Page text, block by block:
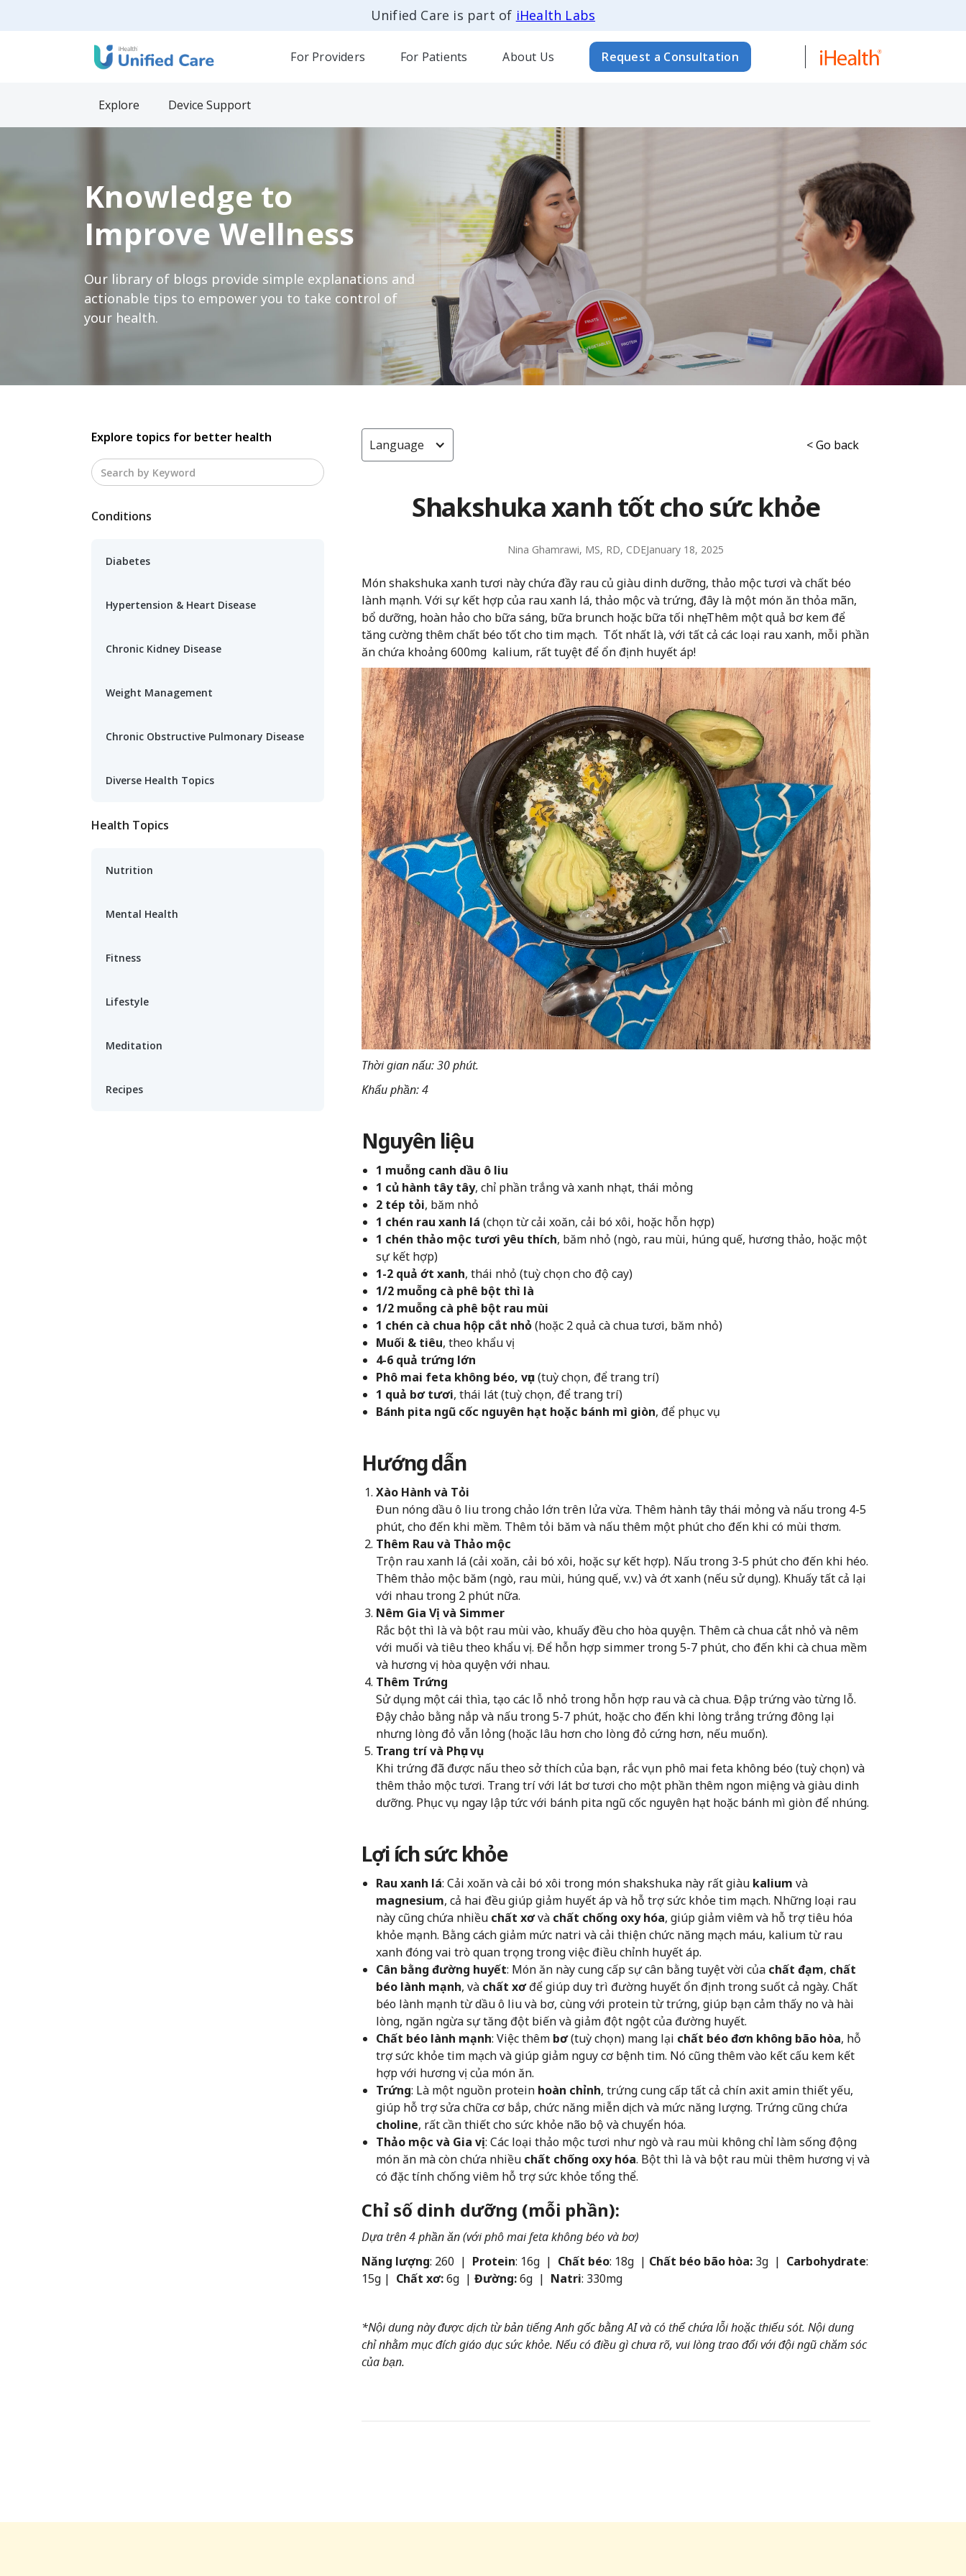
Unified Care is part of iHealth Labs
For Providers For Patients About Us Request a Consultation
Explore Device Support
Knowledge to
Improve Wellness
Our library of blogs provide simple explanations and
actionable tips to empower you to take control of
your health.
Explore topics for better health
Conditions
Diabetes
Hypertension & Heart Disease
Chronic Kidney Disease
Weight Management
Chronic Obstructive Pulmonary Disease
Diverse Health Topics
Health Topics
Nutrition
Mental Health
Fitness
Lifestyle
Meditation
Recipes
Language < Go back
Shakshuka xanh tốt cho sức khỏe
Nina Ghamrawi, MS, RD, CDEJanuary 18, 2025
Món shakshuka xanh tươi này chứa đầy rau củ giàu dinh dưỡng, thảo mộc tươi và chất béo
lành mạnh. Với sự kết hợp của rau xanh lá, thảo mộc và trứng, đây là một món ăn thỏa mãn,
bổ dưỡng, hoàn hảo cho bữa sáng, bữa brunch hoặc bữa tối nhẹ. Thêm một quả bơ kem để
tăng cường thêm chất béo tốt cho tim mạch. Tốt nhất là, với tất cả các loại rau xanh, mỗi phần
ăn chứa khoảng 600mg kalium, rất tuyệt để ổn định huyết áp!
Thời gian nấu: 30 phút.
Khẩu phần: 4
Nguyên liệu
1 muỗng canh dầu ô liu
1 củ hành tây tây, chỉ phần trắng và xanh nhạt, thái mỏng
2 tép tỏi, băm nhỏ
1 chén rau xanh lá (chọn từ cải xoăn, cải bó xôi, hoặc hỗn hợp)
1 chén thảo mộc tươi yêu thích, băm nhỏ (ngò, rau mùi, húng quế, hương thảo, hoặc một
sự kết hợp)
1-2 quả ớt xanh, thái nhỏ (tuỳ chọn cho độ cay)
1/2 muỗng cà phê bột thì là
1/2 muỗng cà phê bột rau mùi
1 chén cà chua hộp cắt nhỏ(hoặc 2 quả cà chua tươi, băm nhỏ)
Muối & tiêu, theo khẩu vị
4-6 quả trứng lớn
Phô mai feta không béo, vụn(tuỳ chọn, để trang trí)
1 quả bơ tươi, thái lát (tuỳ chọn, để trang trí)
Bánh pita ngũ cốc nguyên hạt hoặc bánh mì giòn, để phục vụ
Hướng dẫn
Xào Hành và Tỏi
Đun nóng dầu ô liu trong chảo lớn trên lửa vừa. Thêm hành tây thái mỏng và nấu trong 4-5
phút, cho đến khi mềm. Thêm tỏi băm và nấu thêm một phút cho đến khi có mùi thơm.
Thêm Rau và Thảo mộc
Trộn rau xanh lá (cải xoăn, cải bó xôi, hoặc sự kết hợp). Nấu trong 3-5 phút cho đến khi héo.
Thêm thảo mộc băm (ngò, rau mùi, húng quế, v.v.) và ớt xanh (nếu sử dụng). Khuấy tất cả lại
với nhau trong 2 phút nữa.
Nêm Gia Vị và Simmer
Rắc bột thì là và bột rau mùi vào, khuấy đều cho hòa quyện. Thêm cà chua cắt nhỏ và nêm
với muối và tiêu theo khẩu vị. Để hỗn hợp simmer trong 5-7 phút, cho đến khi cà chua mềm
và hương vị hòa quyện với nhau.
Thêm Trứng
Sử dụng một cái thìa, tạo các lỗ nhỏ trong hỗn hợp rau và cà chua. Đập trứng vào từng lỗ.
Đậy chảo bằng nắp và nấu trong 5-7 phút, hoặc cho đến khi lòng trắng trứng đông lại
nhưng lòng đỏ vẫn lỏng (hoặc lâu hơn cho lòng đỏ cứng hơn, nếu muốn).
Trang trí và Phục vụ
Khi trứng đã được nấu theo sở thích của bạn, rắc vụn phô mai feta không béo (tuỳ chọn) và
thêm thảo mộc tươi. Trang trí với lát bơ tươi cho một phần thêm ngon miệng và giàu dinh
dưỡng. Phục vụ ngay lập tức với bánh pita ngũ cốc nguyên hạt hoặc bánh mì giòn để nhúng.
Lợi ích sức khỏe
Rau xanh lá: Cải xoăn và cải bó xôi trong món shakshuka này rất giàu kalium và
magnesium, cả hai đều giúp giảm huyết áp và hỗ trợ sức khỏe tim mạch. Những loại rau
này cũng chứa nhiều chất xơvà chất chống oxy hóa, giúp giảm viêm và hỗ trợ tiêu hóa
khỏe mạnh. Bằng cách giảm mức natri và cải thiện chức năng mạch máu, kalium từ rau
xanh đóng vai trò quan trọng trong việc điều chỉnh huyết áp.
Cân bằng đường huyết: Món ăn này cung cấp sự cân bằng tuyệt vời của chất đạm, chất
béo lành mạnh, và chất xơđể giúp duy trì đường huyết ổn định trong suốt cả ngày. Chất
béo lành mạnh từ dầu ô liu và bơ, cùng với protein từ trứng, giúp bạn cảm thấy no và hài
lòng, ngăn ngừa sự tăng đột biến và giảm đột ngột của đường huyết.
Chất béo lành mạnh: Việc thêm bơ(tuỳ chọn) mang lại chất béo đơn không bão hòa, hỗ
trợ sức khỏe tim mạch và giúp giảm nguy cơ bệnh tim. Nó cũng thêm vào kết cấu kem kết
hợp với hương vị của món ăn.
Trứng: Là một nguồn protein hoàn chỉnh, trứng cung cấp tất cả chín axit amin thiết yếu,
giúp hỗ trợ sửa chữa cơ bắp, chức năng miễn dịch và mức năng lượng. Trứng cũng chứa
choline, rất cần thiết cho sức khỏe não bộ và chuyển hóa.
Thảo mộc và Gia vị: Các loại thảo mộc tươi như ngò và rau mùi không chỉ làm sống động
món ăn mà còn chứa nhiều chất chống oxy hóa. Bột thì là và bột rau mùi thêm hương vị và
có đặc tính chống viêm hỗ trợ sức khỏe tổng thể.
Chỉ số dinh dưỡng (mỗi phần):
Dựa trên 4 phần ăn (với phô mai feta không béo và bơ)
Năng lượng: 260 | Protein: 16g | Chất béo: 18g | Chất béo bão hòa:3g | Carbohydrate:
15g | Chất xơ:6g | Đường:6g | Natri: 330mg
*Nội dung này được dịch từ bản tiếng Anh gốc bằng AI và có thể chứa lỗi hoặc thiếu sót. Nội dung
chỉ nhằm mục đích giáo dục sức khỏe. Nếu có điều gì chưa rõ, vui lòng trao đổi với đội ngũ chăm sóc
của bạn.